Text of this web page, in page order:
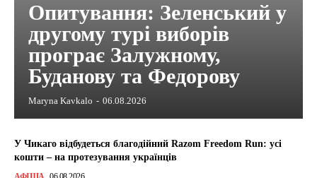
Опитування: Зеленський у
другому турі виборів
програє Залужному,
Буданову та Федорову
Maryna Kavkalo - 06.08.2026
У Чикаго відбудеться благодійний Razom Freedom Run: усі
кошти – на протезування українців